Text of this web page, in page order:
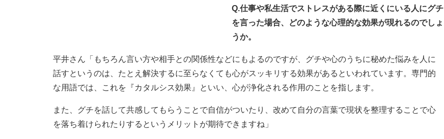
Q.仕事や私生活でストレスがある際に近くにいる人にグチ
を言った場合、どのような心理的な効果が現れるのでしょ
うか。
平井さん「もちろん言い方や相手との関係性などにもよるのですが、グチや心のうちに秘めた悩みを人に
話すというのは、たとえ解決するに至らなくても心がスッキリする効果があるといわれています。専門的
な用語では、これを『カタルシス効果』といい、心が浄化される作用のことを指します。
また、グチを話して共感してもらうことで自信がついたり、改めて自分の言葉で現状を整理することで心
を落ち着けられたりするというメリットが期待できますね」